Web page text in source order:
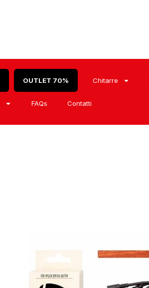
OUTLET 70% Chitarre
FAQs Contatti